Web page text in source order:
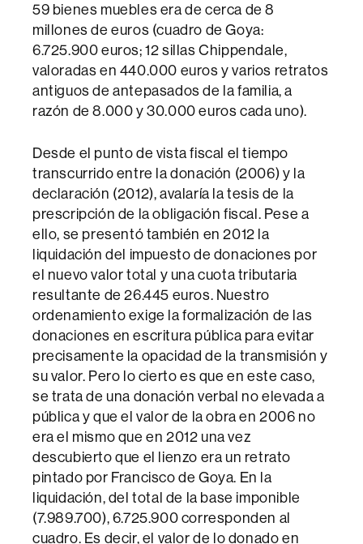
59 bienes muebles era de cerca de 8
millones de euros (cuadro de Goya:
6.725.900 euros; 12 sillas Chippendale,
valoradas en 440.000 euros y varios retratos
antiguos de antepasados de la familia, a
razón de 8.000 y 30.000 euros cada uno).
Desde el punto de vista fiscal el tiempo
transcurrido entre la donación (2006) y la
declaración (2012), avalaría la tesis de la
prescripción de la obligación fiscal. Pese a
ello, se presentó también en 2012 la
liquidación del impuesto de donaciones por
el nuevo valor total y una cuota tributaria
resultante de 26.445 euros. Nuestro
ordenamiento exige la formalización de las
donaciones en escritura pública para evitar
precisamente la opacidad de la transmisión y
su valor. Pero lo cierto es que en este caso,
se trata de una donación verbal no elevada a
pública y que el valor de la obra en 2006 no
era el mismo que en 2012 una vez
descubierto que el lienzo era un retrato
pintado por Francisco de Goya. En la
liquidación, del total de la base imponible
(7.989.700), 6.725.900 corresponden al
cuadro. Es decir, el valor de lo donado en